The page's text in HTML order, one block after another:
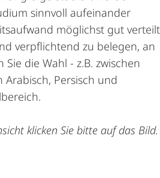
sinnvoll aufeinander
möglichst gut verteilt
verpflichtend zu belegen, an
die Wahl - z.B. zwischen
Persisch und
klicken Sie bitte auf das Bild.